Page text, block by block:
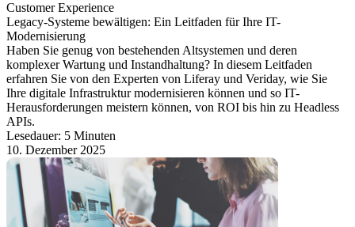
Customer Experience
Legacy-Systeme bewältigen: Ein Leitfaden für Ihre IT-
Modernisierung
Haben Sie genug von bestehenden Altsystemen und deren
komplexer Wartung und Instandhaltung? In diesem Leitfaden
erfahren Sie von den Experten von Liferay und Veriday, wie Sie
Ihre digitale Infrastruktur modernisieren können und so IT-
Herausforderungen meistern können, von ROI bis hin zu Headless
APIs.
Lesedauer: 5 Minuten
10. Dezember 2025